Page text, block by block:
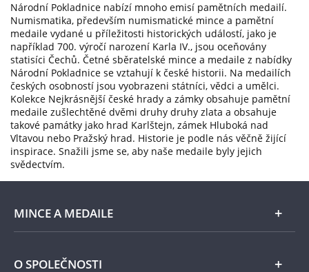
Národní Pokladnice nabízí mnoho emisí pamětních medailí.
Numismatika, především numismatické mince a pamětní
medaile vydané u příležitosti historických událostí, jako je
například 700. výročí narození Karla IV., jsou oceňovány
statisíci Čechů. Četné sběratelské mince a medaile z nabídky
Národní Pokladnice se vztahují k české historii. Na medailích
českých osobností jsou vyobrazeni státníci, vědci a umělci.
Kolekce Nejkrásnější české hrady a zámky obsahuje pamětní
medaile zušlechtěné dvěmi druhy druhy zlata a obsahuje
takové památky jako hrad Karlštejn, zámek Hluboká nad
Vltavou nebo Pražský hrad. Historie je podle nás věčně žijící
inspirace. Snažili jsme se, aby naše medaile byly jejich
svědectvím.
MINCE A MEDAILE
E-shop
O SPOLEČNOSTI